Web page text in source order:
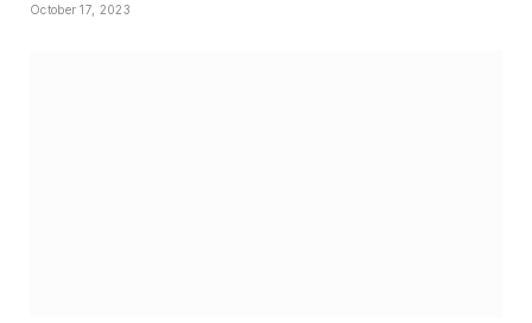
October 17, 2023